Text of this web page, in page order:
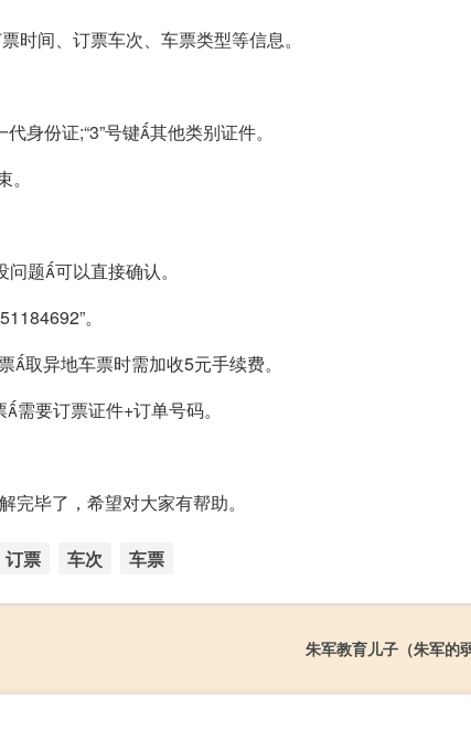
时间、订票车次、车票类型等信息。
身份证;“3”号键其他类别证件。
题可以直接确认。
。
取异地车票时需加收5元手续费。
要订票证件+订单号码。
毕了，希望对大家有帮助。
订票 车次 车票
朱军教育儿子（朱军的